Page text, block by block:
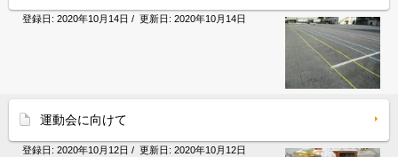
登録日: 2020年10月14日 / 更新日: 2020年10月14日
運動会に向けて
登録日: 2020年10月12日 / 更新日: 2020年10月12日